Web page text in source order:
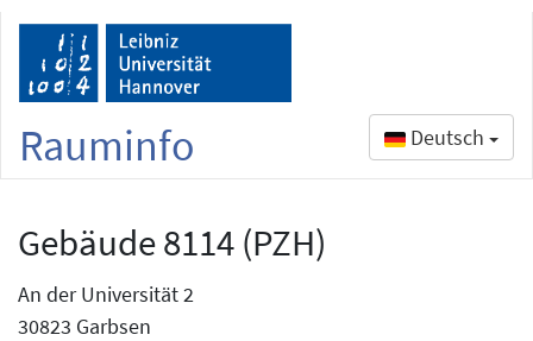
Rauminfo Deutsch
Gebäude 8114 (PZH)
An der Universität 2
30823 Garbsen